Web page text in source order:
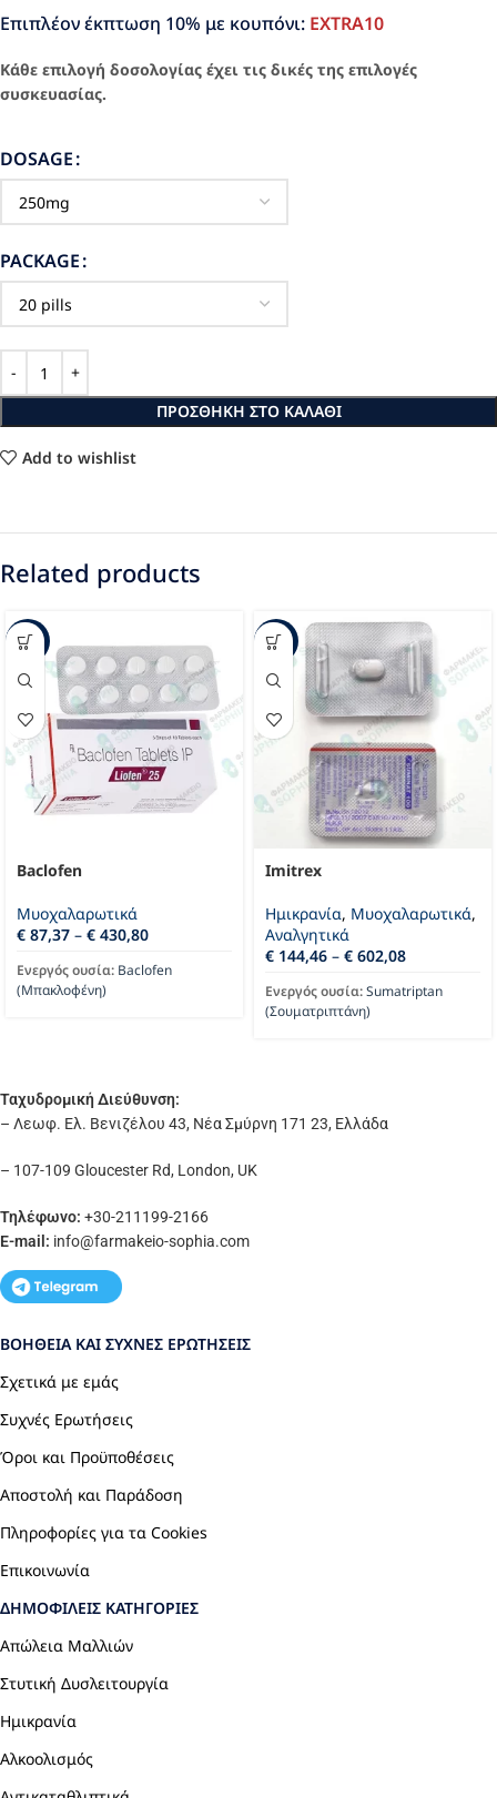
Επιπλέον έκπτωση 10% με κουπόνι: EXTRA10
Κάθε επιλογή δοσολογίας έχει τις δικές της επιλογές
συσκευασίας.
DOSAGE
PACKAGE
ΠΡΟΣΘΉΚΗ ΣΤΟ ΚΑΛΆΘΙ
Add to wishlist
Related products
-45%
Baclofen
Μυοχαλαρωτικά
€ 87,37 – € 430,80
Ενεργός ουσία: Baclofen
(Μπακλοφένη)
-16%
Imitrex
Ημικρανία, Μυοχαλαρωτικά,
Αναλγητικά
€ 144,46 – € 602,08
Ενεργός ουσία:Sumatriptan
(Σουματριπτάνη)
Ταχυδρομική Διεύθυνση:
– Λεωφ. Ελ. Βενιζέλου 43, Νέα Σμύρνη 171 23, Ελλάδα
– 107-109 Gloucester Rd, London, UK
Τηλέφωνο: +30-211199-2166
E-mail: info@farmakeio-sophia.com
ΒΟΉΘΕΙΑ ΚΑΙ ΣΥΧΝΈΣ ΕΡΩΤΉΣΕΙΣ
Σχετικά με εμάς
Συχνές Ερωτήσεις
Όροι και Προϋποθέσεις
Αποστολή και Παράδοση
Πληροφορίες για τα Cookies
Επικοινωνία
ΔΗΜΟΦΙΛΕΊΣ ΚΑΤΗΓΟΡΊΕΣ
Απώλεια Μαλλιών
Στυτική Δυσλειτουργία
Ημικρανία
Αλκοολισμός